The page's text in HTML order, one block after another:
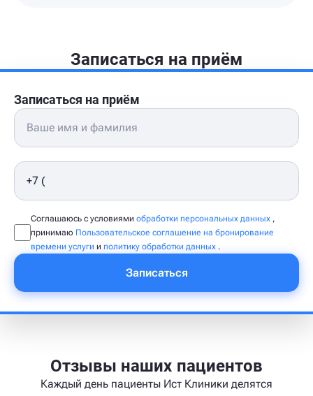
Записаться на приём
Записаться на приём
Соглашаюсь с условиями обработки персональных данных ,
принимаю Пользовательское соглашение на бронирование
времени услуги и политику обработки данных .
Записаться
Отзывы наших пациентов
Каждый день пациенты Ист Клиники делятся